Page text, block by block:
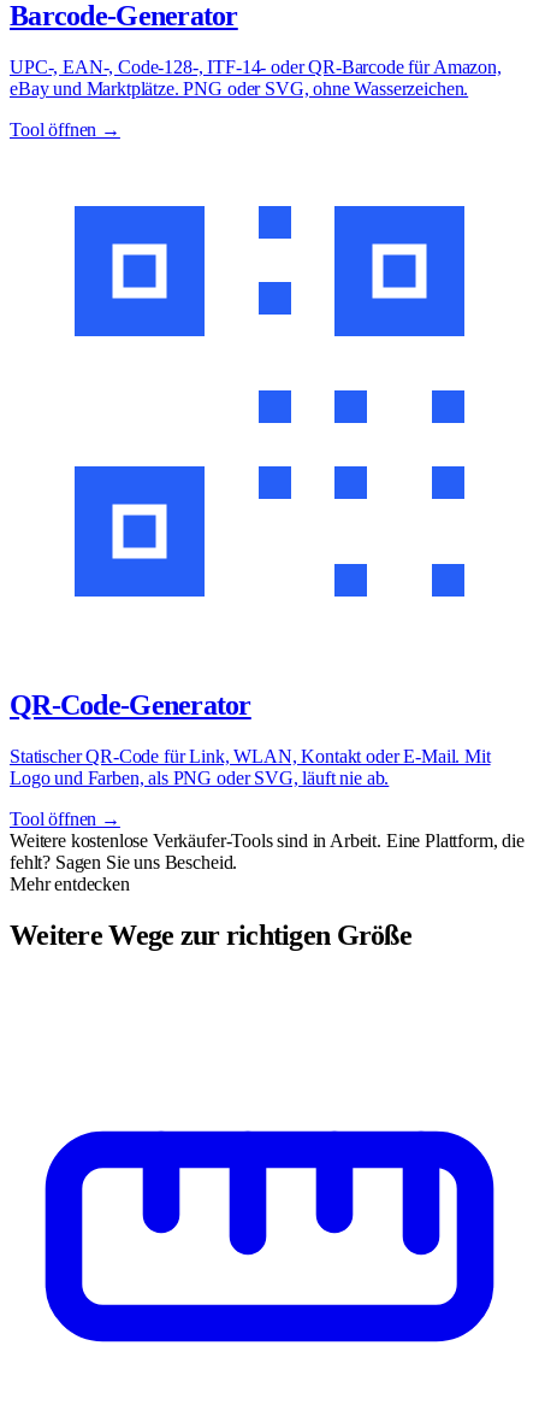
Barcode-Generator
UPC-, EAN-, Code-128-, ITF-14- oder QR-Barcode für Amazon,
eBay und Marktplätze. PNG oder SVG, ohne Wasserzeichen.
Tool öffnen →
QR-Code-Generator
Statischer QR-Code für Link, WLAN, Kontakt oder E-Mail. Mit
Logo und Farben, als PNG oder SVG, läuft nie ab.
Tool öffnen →
Weitere kostenlose Verkäufer-Tools sind in Arbeit. Eine Plattform, die
fehlt? Sagen Sie uns Bescheid.
Mehr entdecken
Weitere Wege zur richtigen Größe